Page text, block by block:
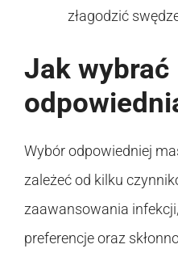
złagodzić
Jak wybrać
Wybór odpowiedniej
zależeć od kilku
zaawansowania
preferencje oraz